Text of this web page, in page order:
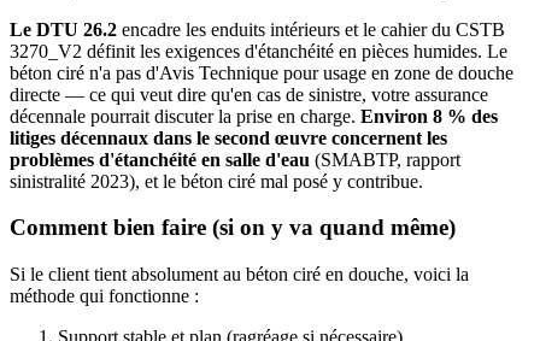
Le DTU 26.2 encadre les enduits intérieurs et le cahier du CSTB
3270_V2 définit les exigences d'étanchéité en pièces humides. Le
béton ciré n'a pas d'Avis Technique pour usage en zone de douche
directe — ce qui veut dire qu'en cas de sinistre, votre assurance
décennale pourrait discuter la prise en charge. Environ 8 % des
litiges décennaux dans le second œuvre concernent les
problèmes d'étanchéité en salle d'eau (SMABTP, rapport
sinistralité 2023), et le béton ciré mal posé y contribue.
Comment bien faire (si on y va quand même)
Si le client tient absolument au béton ciré en douche, voici la
méthode qui fonctionne :